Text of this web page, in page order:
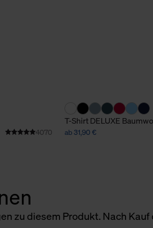
4070
T-Shirt DELUXE
ab 31,90 €
zu diesem Produkt. Nach